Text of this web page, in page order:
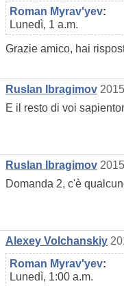
Roman Myrav'yev:
Lunedì, 1 a.m.
Grazie amico, hai
Ruslan Ibragimov
E il resto di voi
Ruslan Ibragimov
Domanda 2, c'è
Alexey Volchanskiy
Roman Myrav'yev:
Lunedì, 1:00 a.m.